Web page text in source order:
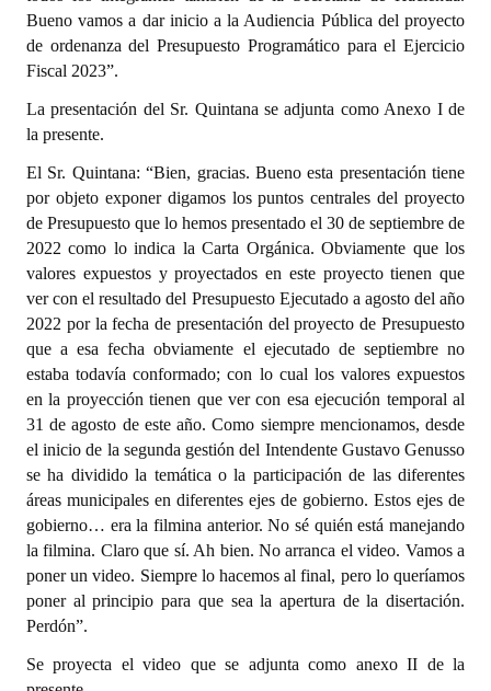
Bueno vamos a dar inicio a la Audiencia Pública del proyecto
de ordenanza del Presupuesto Programático para el Ejercicio
Fiscal 2023”.
La presentación del Sr. Quintana se adjunta como Anexo I de
la presente.
El Sr. Quintana: “Bien, gracias. Bueno esta presentación tiene
por objeto exponer digamos los puntos centrales del proyecto
de Presupuesto que lo hemos presentado el 30 de septiembre de
2022 como lo indica la Carta Orgánica. Obviamente que los
valores expuestos y proyectados en este proyecto tienen que
ver con el resultado del Presupuesto Ejecutado a agosto del año
2022 por la fecha de presentación del proyecto de Presupuesto
que a esa fecha obviamente el ejecutado de septiembre no
estaba todavía conformado; con lo cual los valores expuestos
en la proyección tienen que ver con esa ejecución temporal al
31 de agosto de este año. Como siempre mencionamos, desde
el inicio de la segunda gestión del Intendente Gustavo Genusso
se ha dividido la temática o la participación de las diferentes
áreas municipales en diferentes ejes de gobierno. Estos ejes de
gobierno… era la filmina anterior. No sé quién está manejando
la filmina. Claro que sí. Ah bien. No arranca el video. Vamos a
poner un video. Siempre lo hacemos al final, pero lo queríamos
poner al principio para que sea la apertura de la disertación.
Perdón”.
Se proyecta el video que se adjunta como anexo II de la